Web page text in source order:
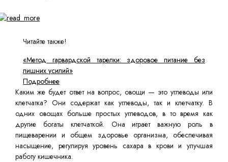
Читайте также!
«Метод гарвардской тарелки: здоровое питание без
лишних усилий»
Подробнее
Каким же будет ответ на вопрос, овощи — это углеводы или
клетчатка? Они содержат как углеводы, так и клетчатку. В
одних овощах больше простых углеводов, в то время как
другие богаты клетчаткой. Она играет важную роль в
пищеварении и общем здоровье организма, обеспечивая
насыщение, регулируя уровень сахара в крови и улучшая
работу кишечника.